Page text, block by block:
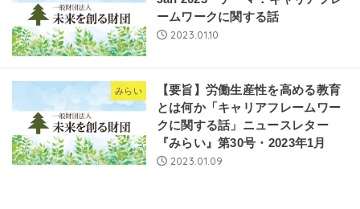
ームワークに関する話
2023.01.10
みらい
【要旨】労働生産性を高める教育
とは何か「キャリアフレームワー
クに関する話」ニュースレター
『みらい』第30号・2023年1月
2023.01.09